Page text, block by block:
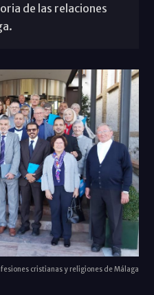
de las relaciones
cristianas y religiones de Málaga